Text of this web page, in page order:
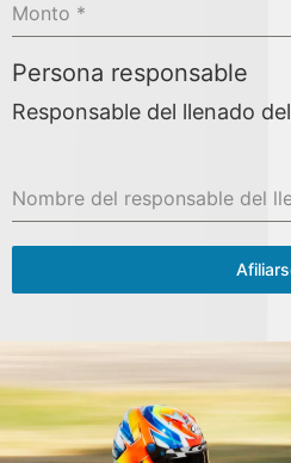
Monto *
Persona responsable
Responsable del llenado
Nombre del responsable del